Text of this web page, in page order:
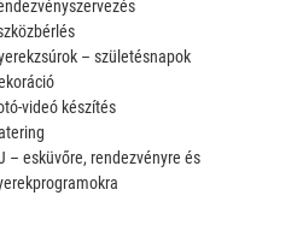
– születésnapok
videó készítés
– esküvőre, rendezvényre és